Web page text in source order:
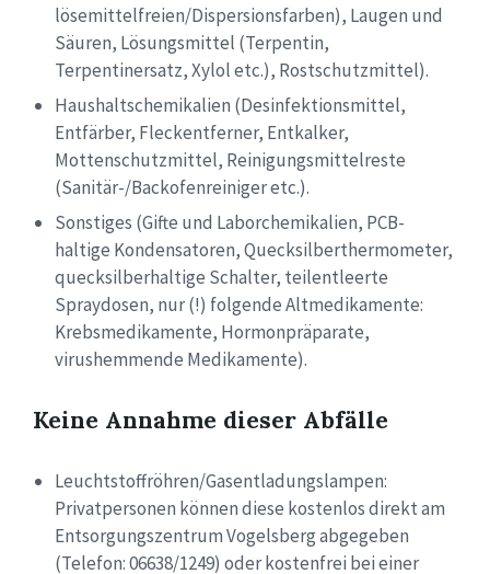
lösemittelfreien/Dispersionsfarben), Laugen und
Säuren, Lösungsmittel (Terpentin,
Terpentinersatz, Xylol etc.), Rostschutzmittel).
Haushaltschemikalien (Desinfektionsmittel,
Entfärber, Fleckentferner, Entkalker,
Mottenschutzmittel, Reinigungsmittelreste
(Sanitär-/Backofenreiniger etc.).
Sonstiges (Gifte und Laborchemikalien, PCB-
haltige Kondensatoren, Quecksilberthermometer,
quecksilberhaltige Schalter, teilentleerte
Spraydosen, nur (!) folgende Altmedikamente:
Krebsmedikamente, Hormonpräparate,
virushemmende Medikamente).
Keine Annahme dieser Abfälle
Leuchtstoffröhren/Gasentladungslampen:
Privatpersonen können diese kostenlos direkt am
Entsorgungszentrum Vogelsberg abgegeben
(Telefon: 06638/1249) oder kostenfrei bei einer